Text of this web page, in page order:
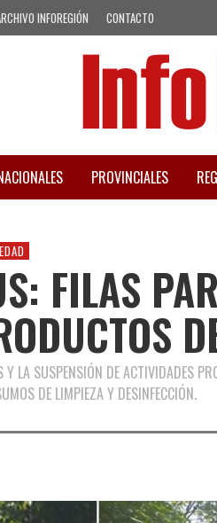
INFOREGIÓN CONTACTO
PROVINCIALES
FILAS
Y LA SUSPENSIÓN DE ACTIVIDADES
DE LIMPIEZA Y DESINFECCIÓN.